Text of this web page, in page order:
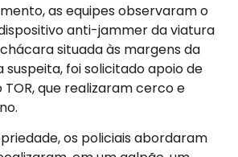
as equipes observaram o
anti-jammer da viatura
situada às margens da
suspeita, foi solicitado apoio de
que realizaram cerco e
os policiais abordaram